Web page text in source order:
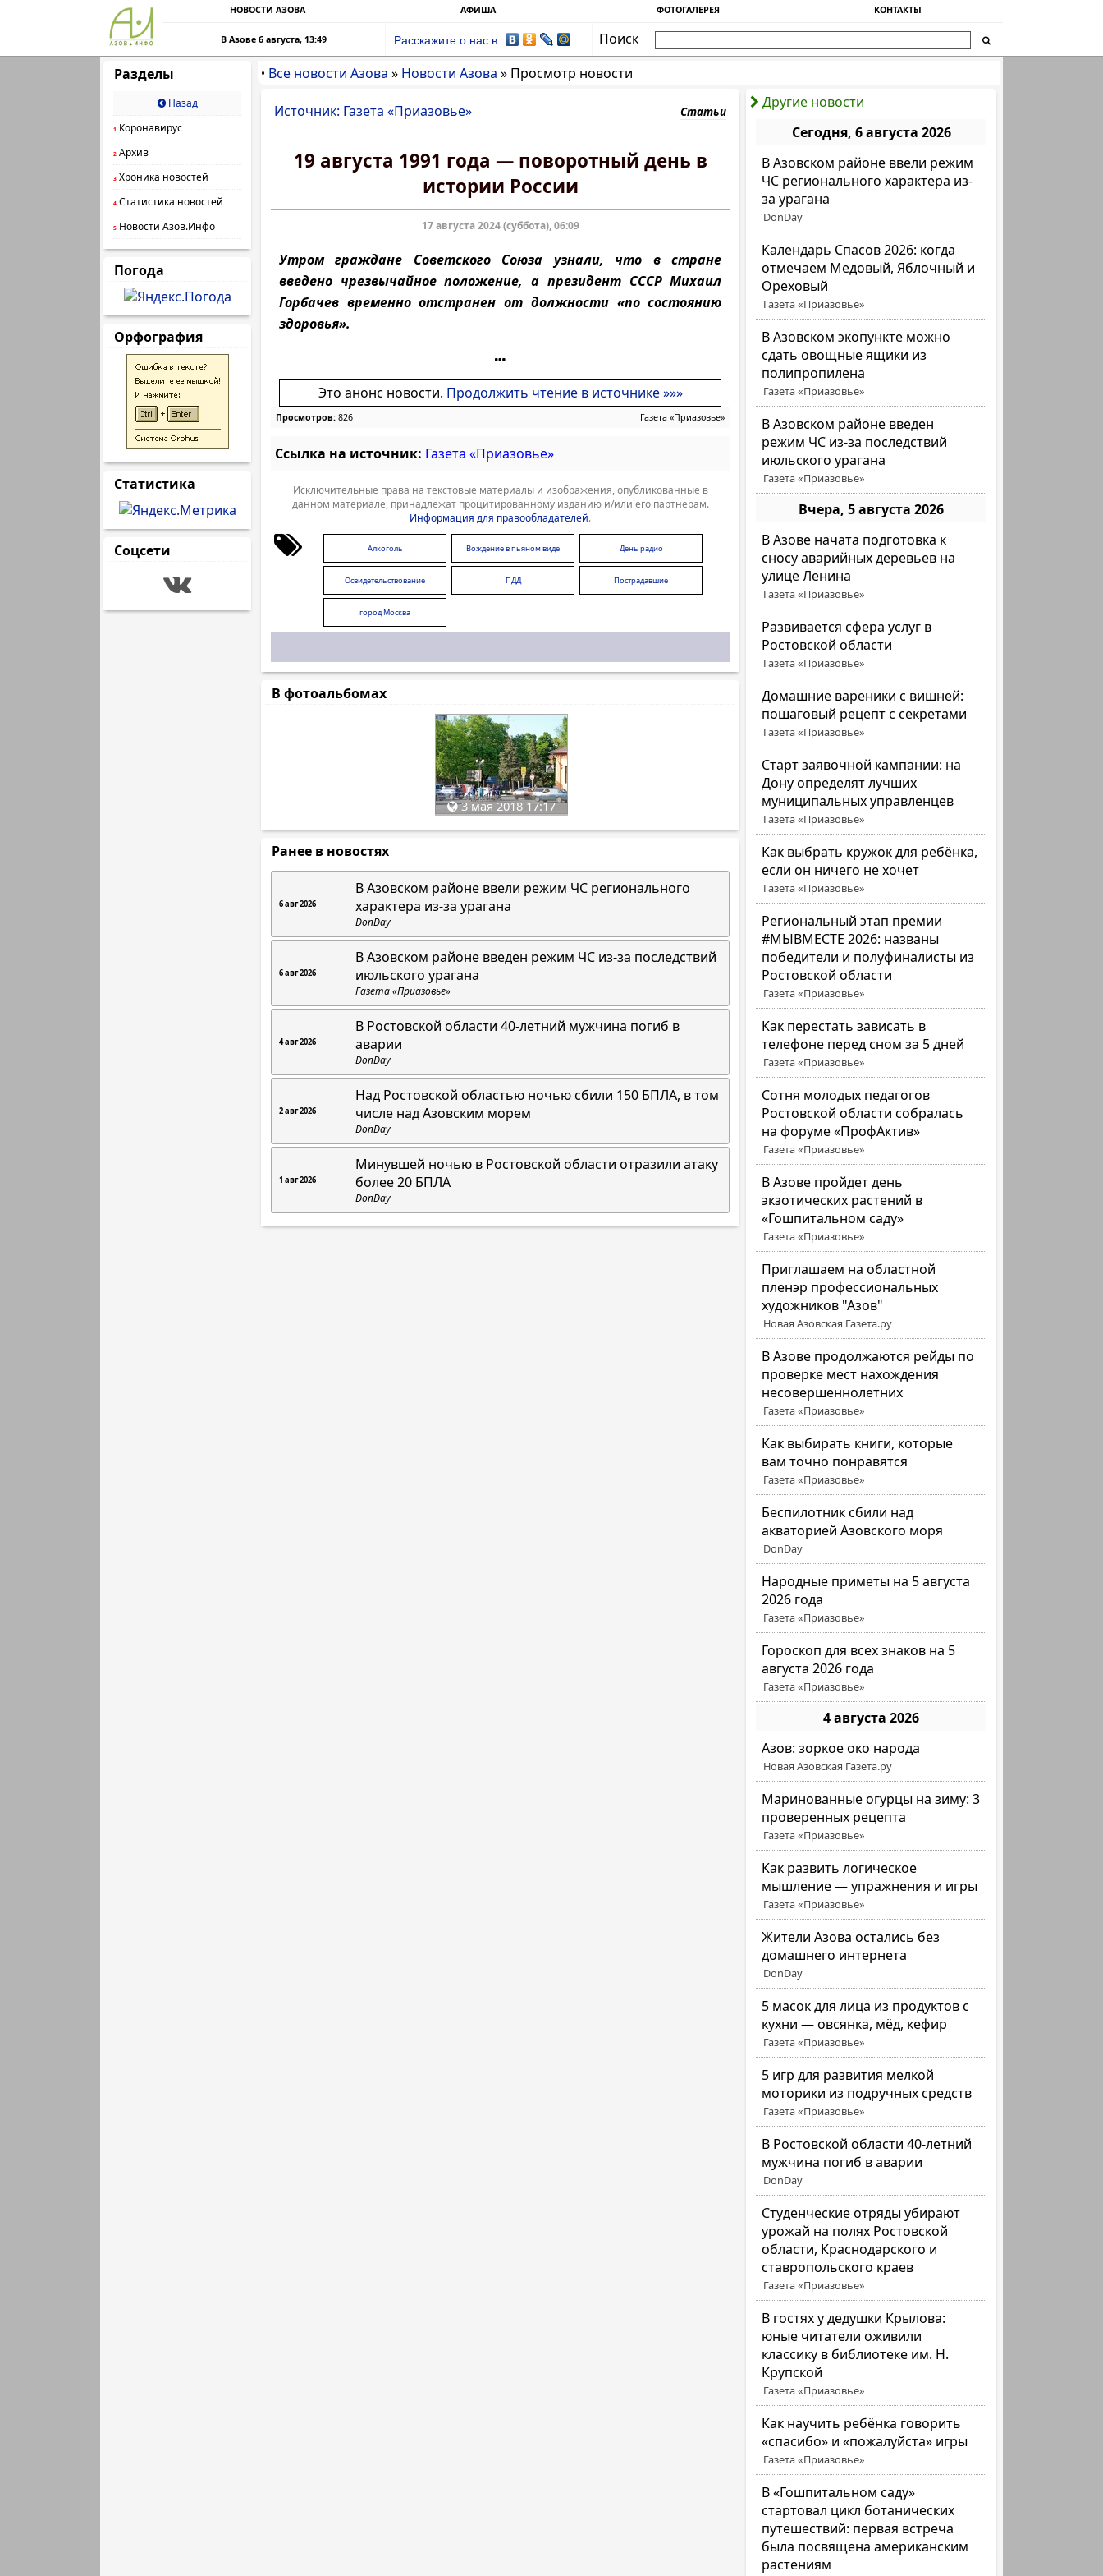
НОВОСТИ АЗОВА АФИША ФОТОГАЛЕРЕЯ КОНТАКТЫ
В Азове 6 августа, 13:49 Расскажите о нас в
Поиск
Разделы
Назад
1 Коронавирус
2 Архив
3 Хроника новостей
4 Статистика новостей
5 Новости Азов.Инфо
Погода
Орфография
Статистика
Соцсети
• Все новости Азова » Новости Азова » Просмотр новости
Другие новости
Сегодня, 6 августа 2026
В Азовском районе ввели режим
ЧС регионального характера из-
за урагана
DonDay
Календарь Спасов 2026: когда
отмечаем Медовый, Яблочный и
Ореховый
Газета «Приазовье»
В Азовском экопункте можно
сдать овощные ящики из
полипропилена
Газета «Приазовье»
В Азовском районе введен
режим ЧС из-за последствий
июльского урагана
Газета «Приазовье»
Вчера, 5 августа 2026
В Азове начата подготовка к
сносу аварийных деревьев на
улице Ленина
Газета «Приазовье»
Развивается сфера услуг в
Ростовской области
Газета «Приазовье»
Домашние вареники с вишней:
пошаговый рецепт с секретами
Газета «Приазовье»
Старт заявочной кампании: на
Дону определят лучших
муниципальных управленцев
Газета «Приазовье»
Как выбрать кружок для ребёнка,
если он ничего не хочет
Газета «Приазовье»
Региональный этап премии
#МЫВМЕСТЕ 2026: названы
победители и полуфиналисты из
Ростовской области
Газета «Приазовье»
Как перестать зависать в
телефоне перед сном за 5 дней
Газета «Приазовье»
Сотня молодых педагогов
Ростовской области собралась
на форуме «ПрофАктив»
Газета «Приазовье»
В Азове пройдет день
экзотических растений в
«Гошпитальном саду»
Газета «Приазовье»
Приглашаем на областной
пленэр профессиональных
художников "Азов"
Новая Азовская Газета.ру
В Азове продолжаются рейды по
проверке мест нахождения
несовершеннолетних
Газета «Приазовье»
Как выбирать книги, которые
вам точно понравятся
Газета «Приазовье»
Беспилотник сбили над
акваторией Азовского моря
DonDay
Народные приметы на 5 августа
2026 года
Газета «Приазовье»
Гороскоп для всех знаков на 5
августа 2026 года
Газета «Приазовье»
4 августа 2026
Азов: зоркое око народа
Новая Азовская Газета.ру
Маринованные огурцы на зиму: 3
проверенных рецепта
Газета «Приазовье»
Как развить логическое
мышление — упражнения и игры
Газета «Приазовье»
Жители Азова остались без
домашнего интернета
DonDay
5 масок для лица из продуктов с
кухни — овсянка, мёд, кефир
Газета «Приазовье»
5 игр для развития мелкой
моторики из подручных средств
Газета «Приазовье»
В Ростовской области 40-летний
мужчина погиб в аварии
DonDay
Студенческие отряды убирают
урожай на полях Ростовской
области, Краснодарского и
ставропольского краев
Газета «Приазовье»
В гостях у дедушки Крылова:
юные читатели оживили
классику в библиотеке им. Н.
Крупской
Газета «Приазовье»
Как научить ребёнка говорить
«спасибо» и «пожалуйста» игры
Газета «Приазовье»
В «Гошпитальном саду»
стартовал цикл ботанических
путешествий: первая встреча
была посвящена американским
растениям
Источник: Газета «Приазовье» Статьи
19 августа 1991 года — поворотный день в
истории России
17 августа 2024 (суббота), 06:09
Утром граждане Советского Союза узнали, что в стране
введено чрезвычайное положение, а президент СССР Михаил
Горбачев временно отстранен от должности «по состоянию
здоровья».
Это анонс новости. Продолжить чтение в источнике »»»
Просмотров: 826 Газета «Приазовье»
Ссылка на источник: Газета «Приазовье»
Исключительные права на текстовые материалы и изображения, опубликованные в
данном материале, принадлежат процитированному изданию и/или его партнерам.
Информация для правообладателей.
Алкоголь Вождение в пьяном виде День радио
Освидетельствование
водителей
ПДД Пострадавшие
город Москва
В фотоальбомах
3 мая 2018 17:17
Ранее в новостях
6 авг 2026
В Азовском районе ввели режим ЧС регионального
характера из-за урагана
DonDay
6 авг 2026
В Азовском районе введен режим ЧС из-за последствий
июльского урагана
Газета «Приазовье»
4 авг 2026
В Ростовской области 40-летний мужчина погиб в
аварии
DonDay
2 авг 2026
Над Ростовской областью ночью сбили 150 БПЛА, в том
числе над Азовским морем
DonDay
1 авг 2026
Минувшей ночью в Ростовской области отразили атаку
более 20 БПЛА
DonDay